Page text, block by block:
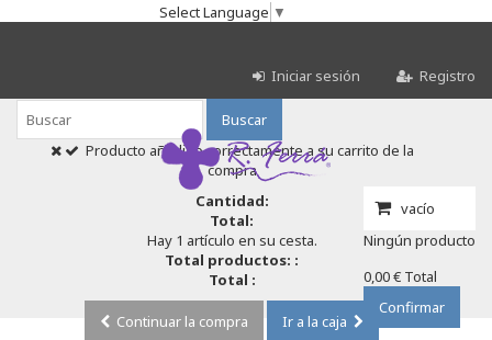
Select Language ▼
Iniciar sesión Registro
Buscar
vacío
Ningún producto
0,00 € Total
Confirmar
Producto añadido correctamente a su carrito de la
compra
Cantidad:
Total:
Hay 1 artículo en su cesta.
Total productos: :
Total :
Continuar la compra
Ir a la caja